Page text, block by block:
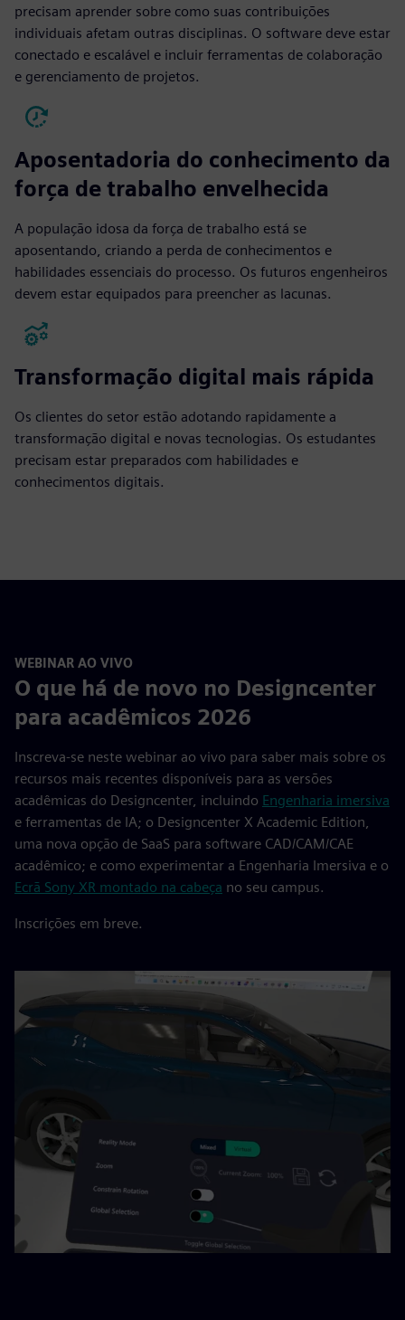
precisam aprender sobre como suas contribuições
individuais afetam outras disciplinas. O software deve estar
conectado e escalável e incluir ferramentas de colaboração
e gerenciamento de projetos.
Aposentadoria do conhecimento da
força de trabalho envelhecida
A população idosa da força de trabalho está se
aposentando, criando a perda de conhecimentos e
habilidades essenciais do processo. Os futuros engenheiros
devem estar equipados para preencher as lacunas.
Transformação digital mais rápida
Os clientes do setor estão adotando rapidamente a
transformação digital e novas tecnologias. Os estudantes
precisam estar preparados com habilidades e
conhecimentos digitais.
WEBINAR AO VIVO
O que há de novo no Designcenter
para acadêmicos 2026
Inscreva-se neste webinar ao vivo para saber mais sobre os
recursos mais recentes disponíveis para as versões
acadêmicas do Designcenter, incluindo Engenharia imersiva
e ferramentas de IA; o Designcenter X Academic Edition,
uma nova opção de SaaS para software CAD/CAM/CAE
acadêmico; e como experimentar a Engenharia Imersiva e o
Ecrã Sony XR montado na cabeça no seu campus.
Inscrições em breve.